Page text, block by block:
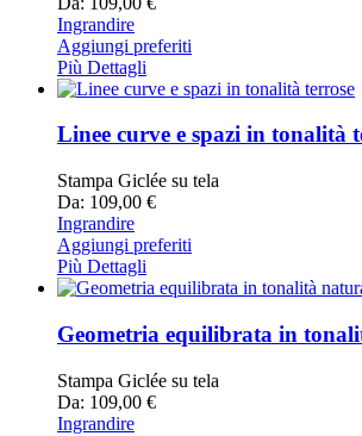
Ingrandire
Aggiungi preferiti
Più Dettagli
Linee curve e spazi in tonalità
Stampa Giclée su tela
Da: 109,00 €
Ingrandire
Aggiungi preferiti
Più Dettagli
Geometria equilibrata in
Stampa Giclée su tela
Da: 109,00 €
Ingrandire